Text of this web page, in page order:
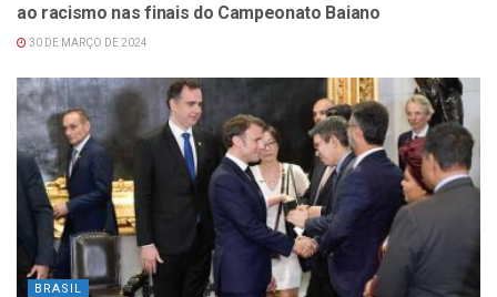
ao racismo nas finais do Campeonato Baiano
30 DE MARÇO DE 2024
BRASIL